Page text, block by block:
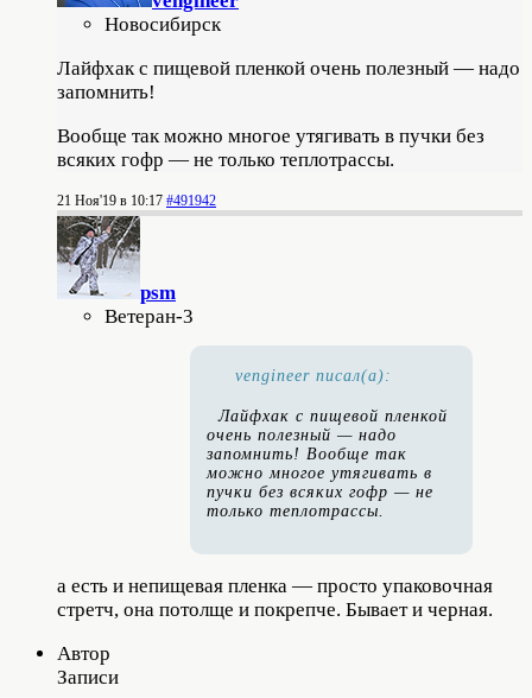
Новосибирск
Лайфхак с пищевой пленкой очень полезный — надо
запомнить!
Вообще так можно многое утягивать в пучки без
всяких гофр — не только теплотрассы.
21 Ноя'19 в 10:17 #491942
psm
Ветеран-3
vengineer писал(а):
Лайфхак с пищевой пленкой
очень полезный — надо
запомнить! Вообще так
можно многое утягивать в
пучки без всяких гофр — не
только теплотрассы.
а есть и непищевая пленка — просто упаковочная
стретч, она потолще и покрепче. Бывает и черная.
Автор
Записи